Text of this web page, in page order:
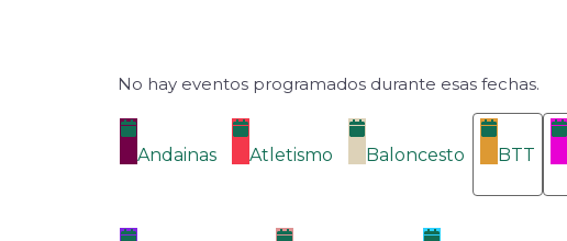
No hay eventos programados durante esas fechas.
Categorías
Andainas Atletismo Baloncesto BTT